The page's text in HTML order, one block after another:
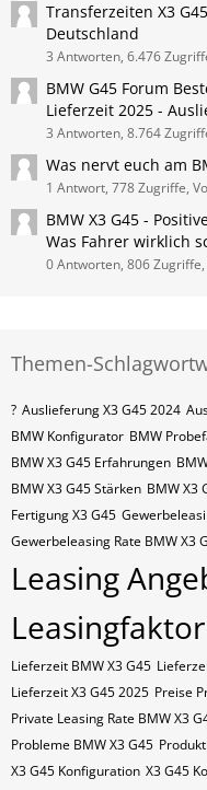
Transferzeiten X3
Deutschland
3 Antworten, 6.476
BMW G45 Forum
Lieferzeit 2025 -
3 Antworten, 8.764
Was nervt euch am
1 Antwort, 778 Zugriffe,
BMW X3 G45 -
Was Fahrer wirklich
0 Antworten, 806
Themen-
? Auslieferung X3 G45 2024
BMW Konfigurator BMW
BMW X3 G45 Erfahrungen
BMW X3 G45 Stärken BMW X3
Fertigung X3 G45
Gewerbeleasing Rate BMW X3
Leasing
Lieferzeit BMW X3 G45
Lieferzeit X3 G45 2025 Preise
Private Leasing Rate BMW X3
Probleme BMW X3 G45
X3 G45 Konfiguration X3 G45